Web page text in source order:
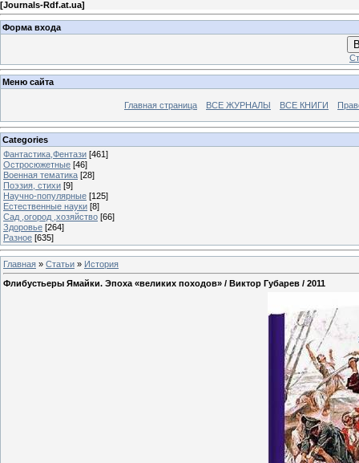
[Journals-Rdf.at.ua]
Форма входа
Меню сайта
Главная страница ВСЕ ЖУРНАЛЫ ВСЕ КНИГИ
Categories
Фантастика,Фентази [461]
Остросюжетные [46]
Военная тематика [28]
Поэзия, стихи [9]
Научно-популярные [125]
Естественные науки [8]
Сад ,огород ,хозяйство [66]
Здоровье [264]
Разное [635]
Главная » Статьи » История
Флибустьеры Ямайки. Эпоха «великих походов» / Виктор Губарев / 2011